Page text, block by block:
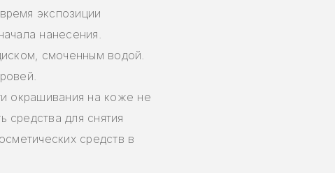
экспозиции
нанесения.
смоченным водой.
окрашивания на коже не
средства для снятия
средств в